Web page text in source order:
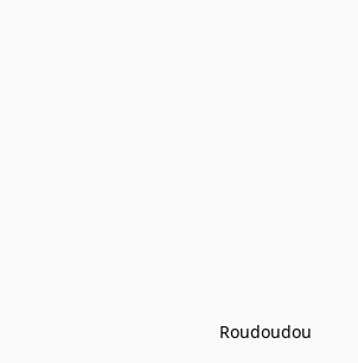
Roudoudou